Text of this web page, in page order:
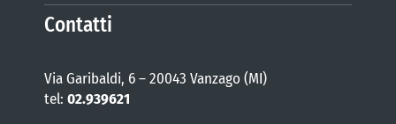
Contatti
Via Garibaldi, 6 – 20043 Vanzago (MI)
tel: 02.939621